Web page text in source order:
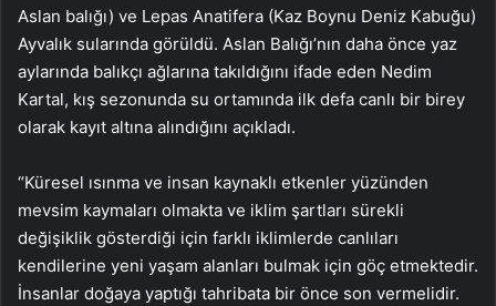
Aslan balığı) ve Lepas Anatifera (Kaz Boynu Deniz Kabuğu)
Ayvalık sularında görüldü. Aslan Balığı’nın daha önce yaz
aylarında balıkçı ağlarına takıldığını ifade eden Nedim
Kartal, kış sezonunda su ortamında ilk defa canlı bir birey
olarak kayıt altına alındığını açıkladı.
“Küresel ısınma ve insan kaynaklı etkenler yüzünden
mevsim kaymaları olmakta ve iklim şartları sürekli
değişiklik gösterdiği için farklı iklimlerde canlıları
kendilerine yeni yaşam alanları bulmak için göç etmektedir.
İnsanlar doğaya yaptığı tahribata bir önce son vermelidir.